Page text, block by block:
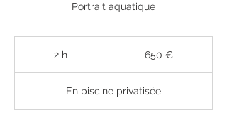
Portrait aquatique
2 h2
650 €
En piscine privatisée